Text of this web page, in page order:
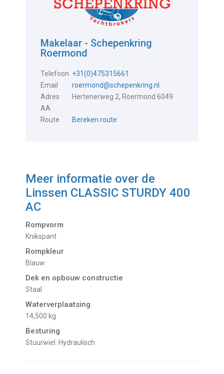
Makelaar - Schepenkring
Roermond
Telefoon +31(0)475315661
Email
roermond@schepenkring.nl
Adres
Hertenerweg 2, Roermond 6049
AA
Route
Bereken route
Meer informatie over de
Linssen CLASSIC STURDY 400
AC
Rompvorm
Knikspant
Rompkleur
Blauw
Dek en opbouw constructie
Staal
Waterverplaatsing
14,500 kg
Besturing
Stuurwiel. Hydraulisch